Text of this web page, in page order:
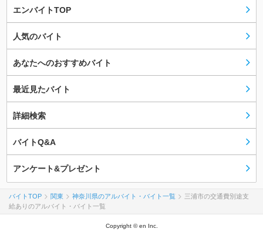
エンバイトTOP
人気のバイト
あなたへのおすすめバイト
最近見たバイト
詳細検索
バイトQ&A
アンケート&プレゼント
バイトTOP 関東 神奈川県のアルバイト・バイト一覧
三浦市の交通費別途支
給ありのアルバイト・バイト一覧
Copyright © en Inc.